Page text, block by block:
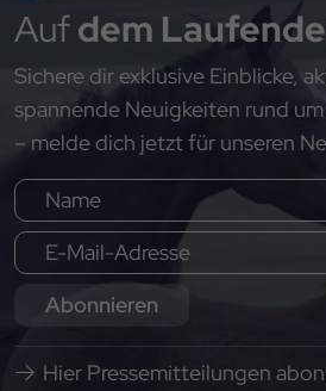
Aufdem
Sichere dir exklusive Einblicke,
spannende Neuigkeiten rund
– melde dich jetzt für unseren
Abonnieren
Hier Pressemitteilungen